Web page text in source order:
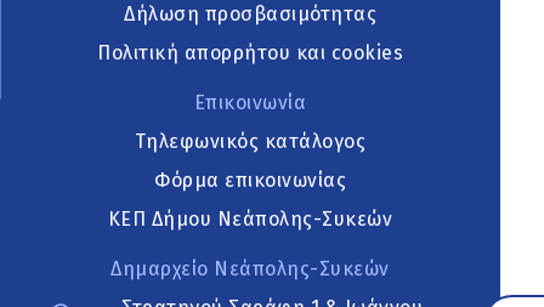
Δήλωση προσβασιμότητας
Πολιτική απορρήτου και cookies
Επικοινωνία
Τηλεφωνικός κατάλογος
Φόρμα επικοινωνίας
ΚΕΠ Δήμου Νεάπολης-Συκεών
Δημαρχείο Νεάπολης-Συκεών